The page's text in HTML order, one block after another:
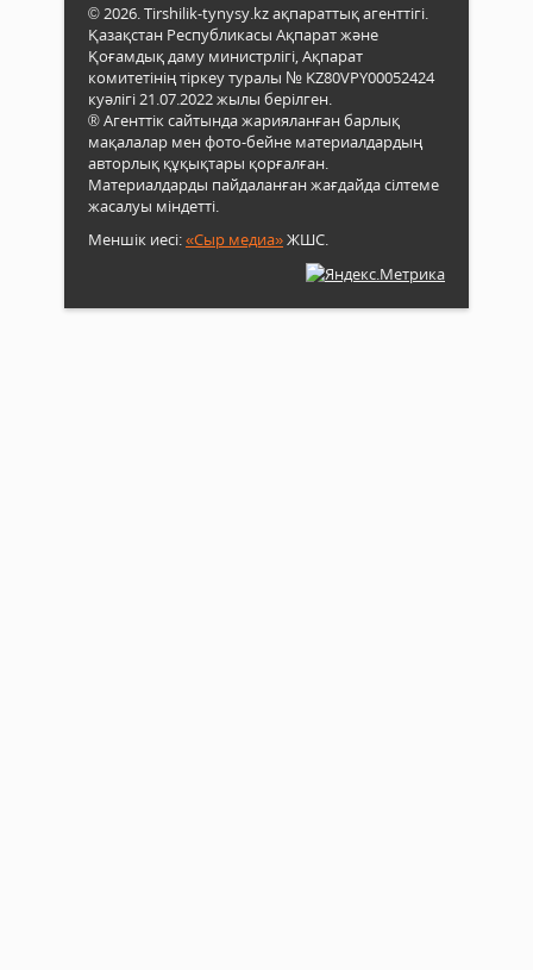
© 2026. Tirshilik-tynysy.kz ақпараттық агенттігі.
Қазақстан Республикасы Ақпарат және
Қоғамдық даму министрлігі, Ақпарат
комитетінің тіркеу туралы № KZ80VPY00052424
куәлігі 21.07.2022 жылы берілген.
® Агенттік сайтында жарияланған барлық
мақалалар мен фото-бейне материалдардың
авторлық құқықтары қорғалған.
Материалдарды пайдаланған жағдайда сілтеме
жасалуы міндетті.
Меншік иесі:«Сыр медиа»ЖШС.